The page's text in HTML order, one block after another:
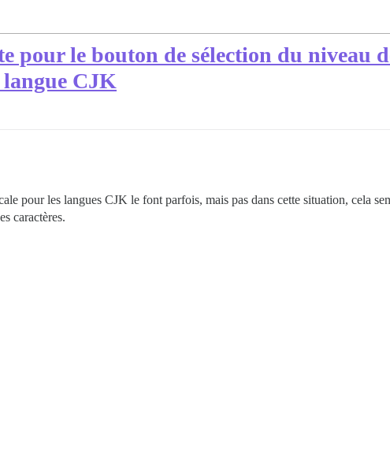
pour le bouton de sélection du niveau
CJK
pour les langues CJK le font parfois, mais pas dans cette situation, cela
caractères.